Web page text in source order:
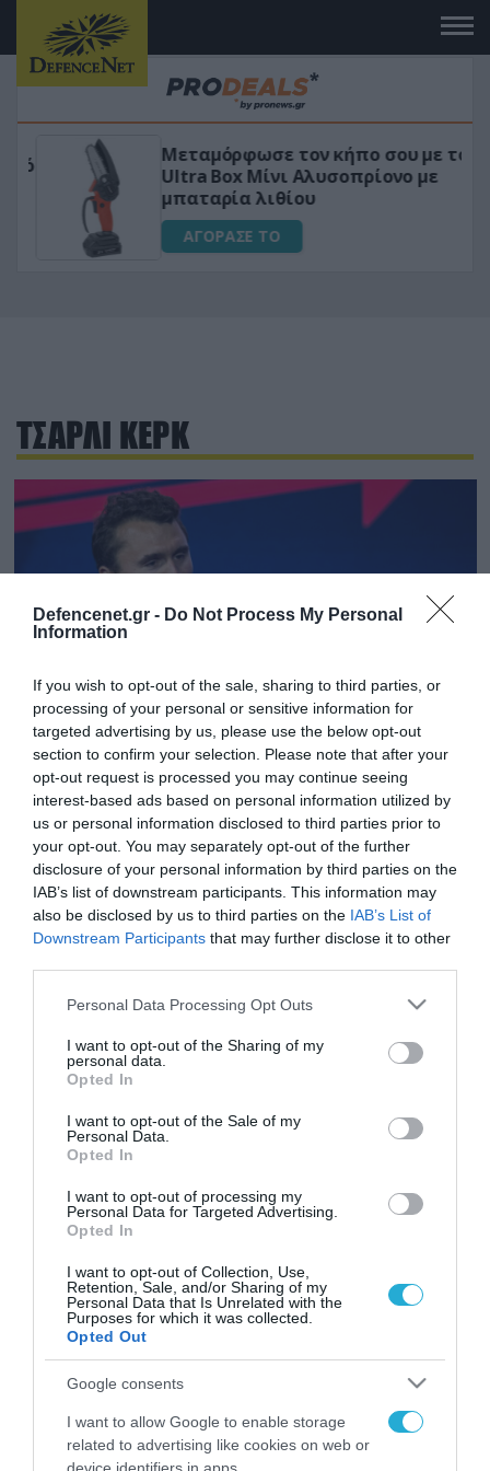
Defencenet.gr - Do Not Process My Personal
Information
If you wish to opt-out of the sale, sharing to third parties, or
processing of your personal or sensitive information for
targeted advertising by us, please use the below opt-out
section to confirm your selection. Please note that after your
opt-out request is processed you may continue seeing
interest-based ads based on personal information utilized by
us or personal information disclosed to third parties prior to
your opt-out. You may separately opt-out of the further
disclosure of your personal information by third parties on the
IAB’s list of downstream participants. This information may
also be disclosed by us to third parties on the IAB’s List of
Downstream Participants that may further disclose it to other
Please note that this website/app uses one or more Google
not limited to your visit or usage behaviour. You may click to
grant or deny consent to Google and its third-party tags to
use your data for below specified purposes in below Google
consent section.
Personal Data Processing Opt Outs
I want to opt-out of the Sharing of my
personal data.
Opted In
I want to opt-out of the Sale of my
Personal Data.
Opted In
I want to opt-out of processing my
Personal Data for Targeted Advertising.
Opted In
I want to opt-out of Collection, Use,
Retention, Sale, and/or Sharing of my
Personal Data that Is Unrelated with the
Purposes for which it was collected.
Opted Out
Google consents
I want to allow Google to enable storage
related to advertising like cookies on web or
Μεταμόρφωσε τον κήπο σου με το
Ultra Box Μίνι Αλυσοπρίονο με
μπαταρία λιθίου
ΑΓΟΡΑΣΕ ΤΟ
ΤΣΑΡΛΙ ΚΕΡΚ
15.09.2025 | 16:19
Τσάρλι Κερκ: Το απειλητικό σημείωμα του
δολοφόνου Τάιλερ Ρόμπινσον που βρήκε το
FBI – «Θα τον βγάλω από τη μέση»
Το έγγραφο, παρότι καταστράφηκε, εντοπίστηκε με
τη βοήθεια εγκληματολογικών ερευνών στο σπίτι του
FOCUS ON
07.08.2026 | 23:02
Ρωσική επίθεση προκάλεσε
σοβαρές ζημιές στο γήπεδο της
07.08.2026